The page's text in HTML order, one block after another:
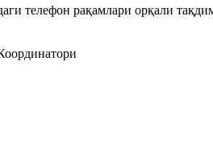
телефон рақамлари орқали